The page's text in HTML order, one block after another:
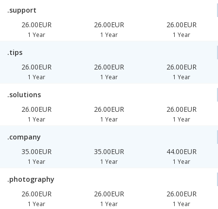
.support
26.00EUR
1 Year
26.00EUR
1 Year
26.00EUR
1 Year
.tips
26.00EUR
1 Year
26.00EUR
1 Year
26.00EUR
1 Year
.solutions
26.00EUR
1 Year
26.00EUR
1 Year
26.00EUR
1 Year
.company
35.00EUR
1 Year
35.00EUR
1 Year
44.00EUR
1 Year
.photography
26.00EUR
1 Year
26.00EUR
1 Year
26.00EUR
1 Year